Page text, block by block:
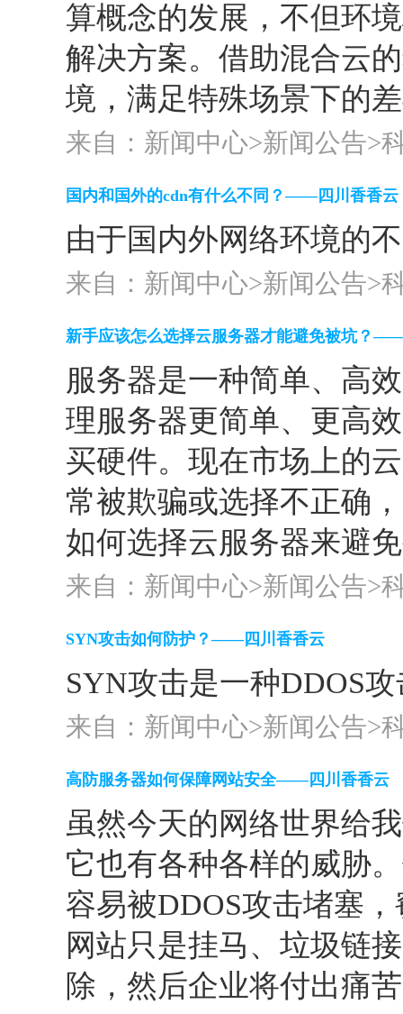
算概念的发展，不但环
解决方案。借助混合云
境，满足特殊场景下的
来自：新闻中心>新闻公告>
国内和国外的cdn有什么不同？——四川香香云
由于国内外网络环境的
来自：新闻中心>新闻公告>
新手应该怎么选择云服务器才能避免被坑？
服务器是一种简单、高
理服务器更简单、更高
买硬件。现在市场上的
常被欺骗或选择不正确
如何选择云服务器来避
来自：新闻中心>新闻公告>
SYN攻击如何防护？——四川香香云
SYN攻击是一种DDOS
来自：新闻中心>新闻公告>
高防服务器如何保障网站安全——四川香香云
虽然今天的网络世界给
它也有各种各样的威胁
容易被DDOS攻击堵塞
网站只是挂马、垃圾链
除，然后企业将付出痛